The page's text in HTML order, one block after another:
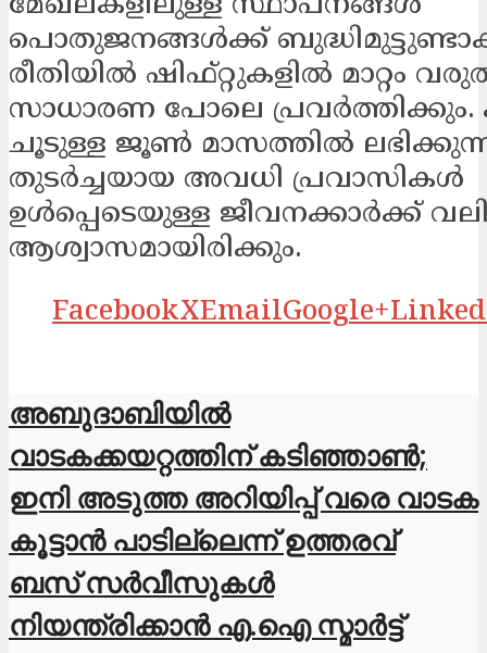
പൊതുജനങ്ങൾക്ക്
രീതിയിൽ ഷിഫ്റ്റുകളിൽ മാറ്റം
സാധാരണ പോലെ
ചൂടുള്ള ജൂൺ മാസത്തിൽ
തുടർച്ചയായ അവധി പ്രവാസികൾ
ഉൾപ്പെടെയുള്ള ജീവനക്കാർക്ക്
ആശ്വാസമായിരിക്കും.
FacebookXEmailGoogle+
അബുദാബിയിൽ
വാടകക്കയറ്റത്തിന് കടിഞ്ഞാൺ;
ഇനി അടുത്ത അറിയിപ്പ് വരെ വാടക
കൂട്ടാൻ പാടില്ലെന്ന് ഉത്തരവ്
ബസ് സർവീസുകൾ
നിയന്ത്രിക്കാൻ എ.ഐ സ്മാർട്ട്